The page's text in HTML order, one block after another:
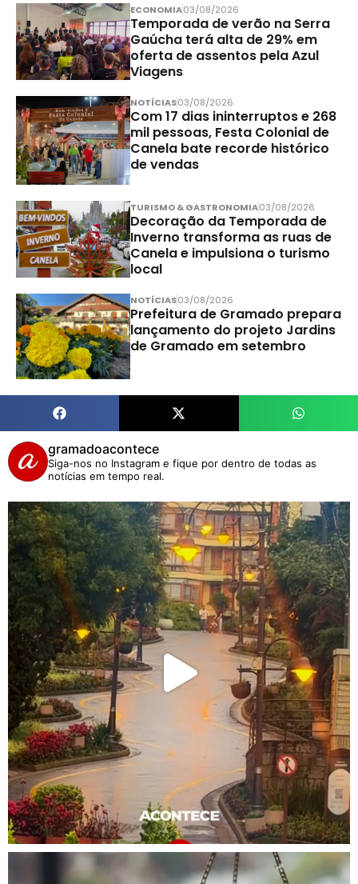
ECONOMIA03/08/2026
Temporada de verão na Serra
Gaúcha terá alta de 29% em
oferta de assentos pela Azul
Viagens
NOTÍCIAS03/08/2026
Com 17 dias ininterruptos e 268
mil pessoas, Festa Colonial de
Canela bate recorde histórico
de vendas
TURISMO & GASTRONOMIA03/08/2026
Decoração da Temporada de
Inverno transforma as ruas de
Canela e impulsiona o turismo
local
NOTÍCIAS03/08/2026
Prefeitura de Gramado prepara
lançamento do projeto Jardins
de Gramado em setembro
gramadoacontece
Siga-nos no Instagram e fique por dentro de todas as
notícias em tempo real.